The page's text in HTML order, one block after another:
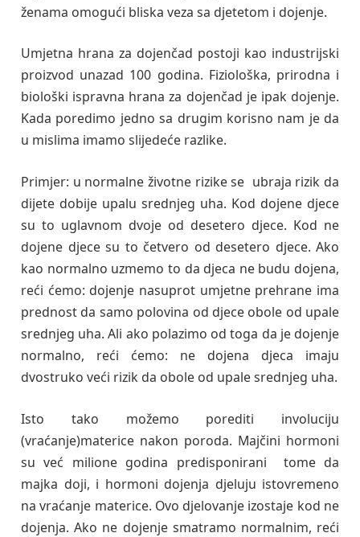
ženama omogući bliska veza sa djetetom i dojenje.
Umjetna hrana za dojenčad postoji kao industrijski
proizvod unazad 100 godina. Fiziološka, prirodna i
biološki ispravna hrana za dojenčad je ipak dojenje.
Kada poredimo jedno sa drugim korisno nam je da
u mislima imamo slijedeće razlike.
Primjer: u normalne životne rizike se ubraja rizik da
dijete dobije upalu srednjeg uha. Kod dojene djece
su to uglavnom dvoje od desetero djece. Kod ne
dojene djece su to četvero od desetero djece. Ako
kao normalno uzmemo to da djeca ne budu dojena,
reći ćemo: dojenje nasuprot umjetne prehrane ima
prednost da samo polovina od djece obole od upale
srednjeg uha. Ali ako polazimo od toga da je dojenje
normalno, reći ćemo: ne dojena djeca imaju
dvostruko veći rizik da obole od upale srednjeg uha.
Isto tako možemo porediti involuciju
(vraćanje)materice nakon poroda. Majčini hormoni
su već milione godina predisponirani tome da
majka doji, i hormoni dojenja djeluju istovremeno
na vraćanje materice. Ovo djelovanje izostaje kod ne
dojenja. Ako ne dojenje smatramo normalnim, reći